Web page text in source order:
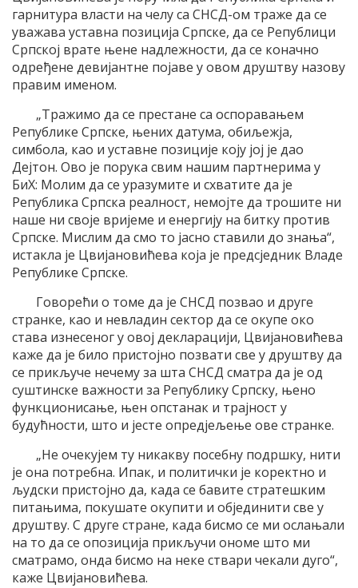
гарнитура власти на челу са СНСД-ом траже да се
уважава уставна позиција Српске, да се Републици
Српској врате њене надлежности, да се коначно
одређене девијантне појаве у овом друштву назову
правим именом.
„Тражимо да се престане са оспоравањем
Републике Српске, њених датума, обиљежја,
симбола, као и уставне позиције коју јој је дао
Дејтон. Ово је порука свим нашим партнерима у
БиХ: Молим да се уразумите и схватите да је
Република Српска реалност, немојте да трошите ни
наше ни своје вријеме и енергију на битку против
Српске. Мислим да смо то јасно ставили до знања“,
истакла је Цвијановићева која је предсједник Владе
Републике Српске.
Говорећи о томе да је СНСД позвао и друге
странке, као и невладин сектор да се окупе око
става изнесеног у овој декларацији, Цвијановићева
каже да је било пристојно позвати све у друштву да
се прикључе нечему за шта СНСД сматра да је од
суштинске важности за Републику Српску, њено
функционисање, њен опстанак и трајност у
будућности, што и јесте опредјељење ове странке.
„Не очекујем ту никакву посебну подршку, нити
је она потребна. Ипак, и политички је коректно и
људски пристојно да, када се бавите стратешким
питањима, покушате окупити и објединити све у
друштву. С друге стране, када бисмо се ми ослањали
на то да се опозиција прикључи ономе што ми
сматрамо, онда бисмо на неке ствари чекали дуго“,
каже Цвијановићева.